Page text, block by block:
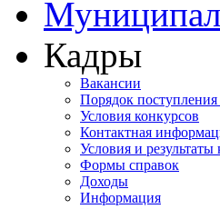
Кадры
Вакансии
Порядок
Условия конкурсов
Контактная
Условия и результаты
Формы справок
Доходы
Информация